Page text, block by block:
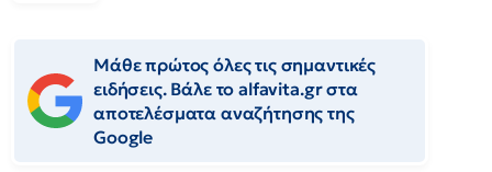
Μάθε πρώτος όλες τις σημαντικές
ειδήσεις. Βάλε το alfavita.gr στα
αποτελέσματα αναζήτησης της
Google